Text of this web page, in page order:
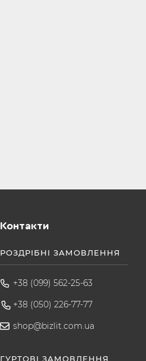
Контакти
РОЗДРІБНІ ЗАМОВЛЕННЯ
+38 (099) 562-25-63
+38 (050) 226-77-77
shop@bizlit.com.ua
ГУРТОВІ ЗАМОВЛЕННЯ